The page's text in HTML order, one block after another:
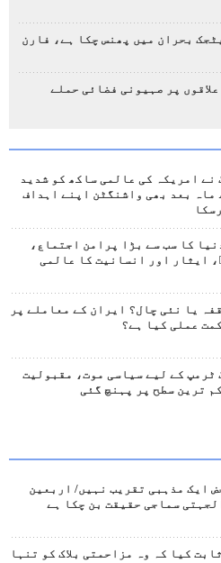
بحران میں پھنس چکا ہے، فارن
پر صہیونی فضائی حملے
نے امریکہ کی عالمی ساکھ کو شدید
ماہ بعد بھی واشنگٹن اپنے اہداف
کا سب سے بڑا پرامن اجتماع،
ایثار اور انسانیت کا عالمی
یا نئی چال؟ ایران کے معاملے پر
عملی کیا ہے؟
ٹرمپ کے لیے سیاسی موت، مقبولیت
ترین سطح پر پہنچ گئی
ایک مذہبی تقریب نہیں/ اربعین
سماجی حقیقت بن چکا ہے
کیا کہ وہ مزاحمتی بلاک کو تنہا